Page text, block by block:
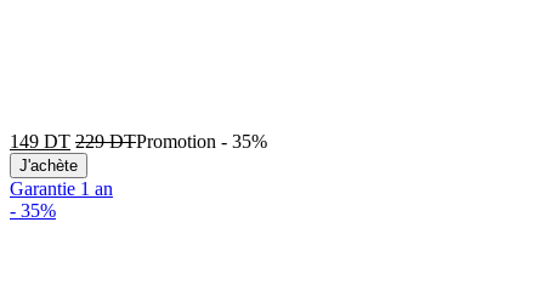
149 DT 229DTPromotion - 35%
J'achète
Garantie 1 an
- 35%